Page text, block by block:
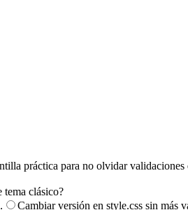
práctica para no olvidar validaciones
tema clásico?
Cambiar versión en style.css sin más